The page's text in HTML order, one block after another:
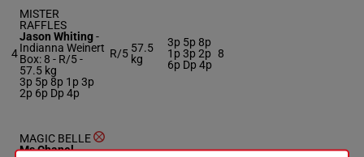
4
MISTER
RAFFLES
Jason Whiting-
Indianna Weinert
Box: 8 - R/5 -
57.5 kg
3p 5p 8p 1p 3p
2p 6p Dp 4p
R/5 57.5
kg
3p 5p 8p
1p 3p 2p
6p Dp 4p
8
MAGIC BELLE
Ms Chanel